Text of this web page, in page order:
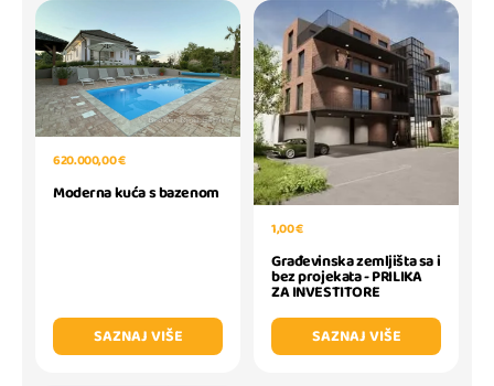
620.000,00 €
Moderna kuća s bazenom
SAZNAJ VIŠE
1,00 €
Građevinska zemljišta sa i
bez projekata - PRILIKA
ZA INVESTITORE
SAZNAJ VIŠE